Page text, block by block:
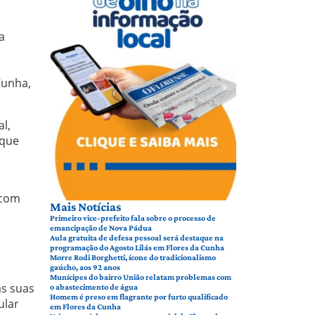
suas
Mais Notícias
Primeiro vice-prefeito fala sobre o processo de
emancipação de Nova Pádua
Aula gratuita de defesa pessoal será destaque na
programação do Agosto Lilás em Flores da Cunha
Morre Rodi Borghetti, ícone do tradicionalismo
gaúcho, aos 92 anos
Munícipes do bairro União relatam problemas com
o abastecimento de água
Homem é preso em flagrante por furto qualificado
em Flores da Cunha